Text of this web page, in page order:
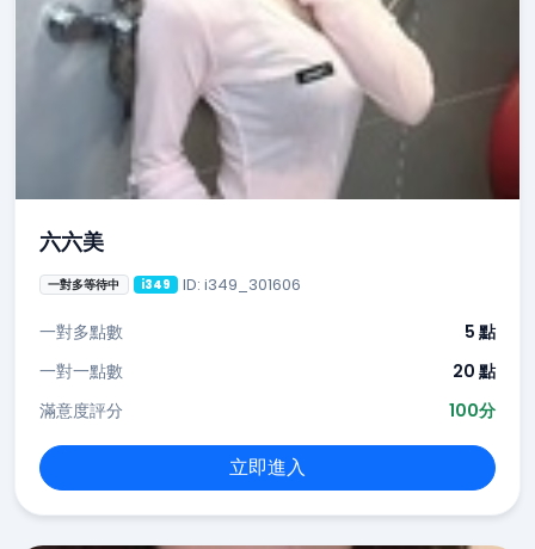
六六美
一對多等待中 i349 ID: i349_301606
一對多點數
5 點
一對一點數
20 點
滿意度評分
100分
立即進入